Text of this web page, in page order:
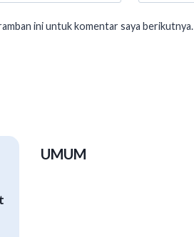
ini untuk komentar saya berikutnya.
UMUM